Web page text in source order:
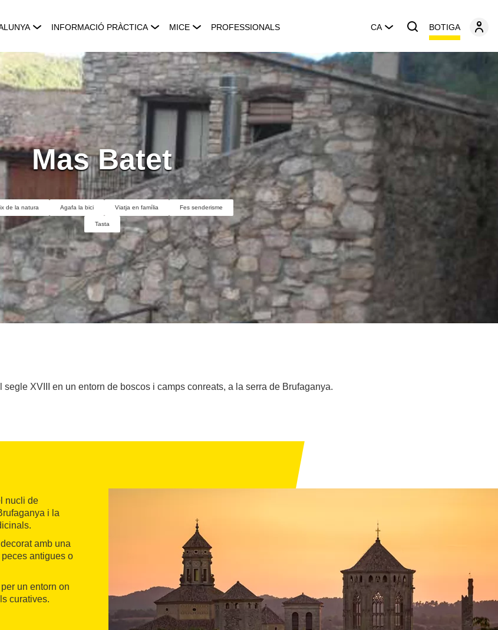
INFORMACIÓ PRÀCTICA MICE PROFESSIONALS CA BOTIGA
Mas Batet
de la natura Agafa la bici Viatja en família Fes senderisme
Tasta
segle XVIII en un entorn de boscos i camps conreats, a la serra de Brufaganya.
nucli de
i la
amb una
antigues o
un entorn on
curatives.